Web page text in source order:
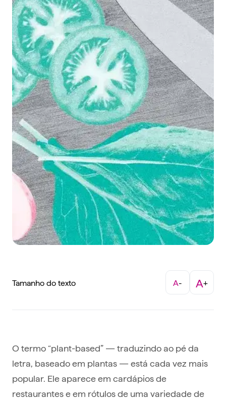
Tamanho do texto A- A+
O termo “plant-based” — traduzindo ao pé da
letra, baseado em plantas — está cada vez mais
popular. Ele aparece em cardápios de
restaurantes e em rótulos de uma variedade de